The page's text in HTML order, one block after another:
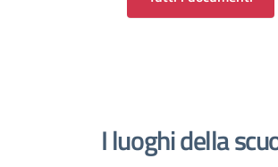
I luoghi della